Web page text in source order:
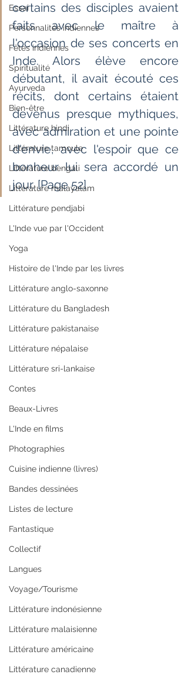
Essai
Personnalités indiennes
Fêtes indiennes
Spiritualité
Ayurveda
Bien-être
Littérature hindi
Littérature tamoule
Littérature bengali
Littérature malayalam
Littérature pendjabi
L'Inde vue par l'Occident
Yoga
Histoire de l'Inde par les livres
Littérature anglo-saxonne
Littérature du Bangladesh
Littérature pakistanaise
Littérature népalaise
Littérature sri-lankaise
Contes
Beaux-Livres
L'Inde en films
Photographies
Cuisine indienne (livres)
Bandes dessinées
Listes de lecture
Fantastique
Collectif
Langues
Voyage/Tourisme
Littérature indonésienne
Littérature malaisienne
Littérature américaine
Littérature canadienne
certains des disciples avaient
faits avec le maître à
l'occasion de ses concerts en
Inde. Alors élève encore
débutant, il avait écouté ces
récits, dont certains étaient
devenus presque mythiques,
avec admiration et une pointe
d'envie, avec l'espoir que ce
bonheur lui sera accordé un
jour. [Page 52]